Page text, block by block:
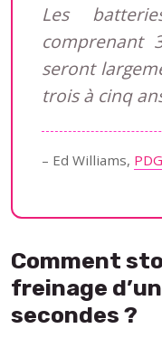
Les
comprenant
seront
trois à cinq
– Ed Williams,
Comment
freinage
secondes ?